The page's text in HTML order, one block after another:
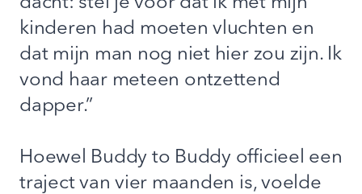
kinderen had moeten vluchten en
dat mijn man nog niet hier zou zijn. Ik
vond haar meteen ontzettend
dapper.”
Hoewel Buddy to Buddy officieel een
traject van vier maanden is, voelde